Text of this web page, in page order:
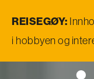
REISEGØY:
i hobbyen og